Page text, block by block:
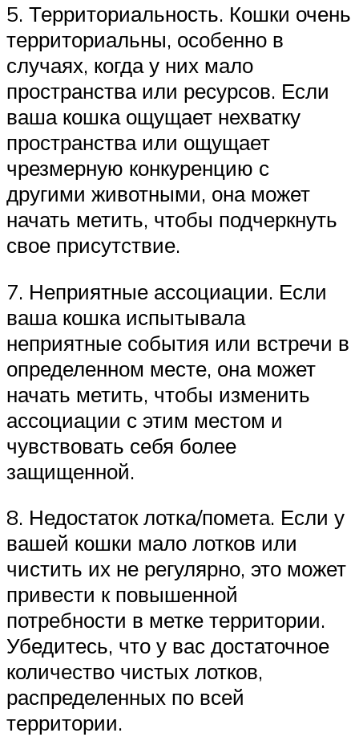
5. Территориальность. Кошки очень
территориальны, особенно в
случаях, когда у них мало
пространства или ресурсов. Если
ваша кошка ощущает нехватку
пространства или ощущает
чрезмерную конкуренцию с
другими животными, она может
начать метить, чтобы подчеркнуть
свое присутствие.
7. Неприятные ассоциации. Если
ваша кошка испытывала
неприятные события или встречи в
определенном месте, она может
начать метить, чтобы изменить
ассоциации с этим местом и
чувствовать себя более
защищенной.
8. Недостаток лотка/помета. Если у
вашей кошки мало лотков или
чистить их не регулярно, это может
привести к повышенной
потребности в метке территории.
Убедитесь, что у вас достаточное
количество чистых лотков,
распределенных по всей
территории.